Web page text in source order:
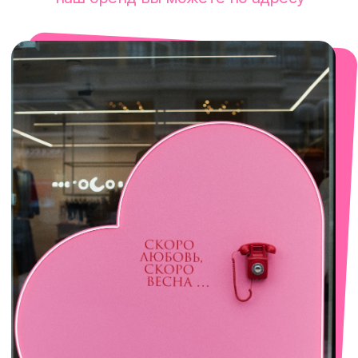
Сочи
Село Эстосадок, ТРЦ Горки Молл,
Горная Карусель, 3
+7 (919) 374-04-04
с 10-00 до 22-00
смотреть в Яндекс. Картах